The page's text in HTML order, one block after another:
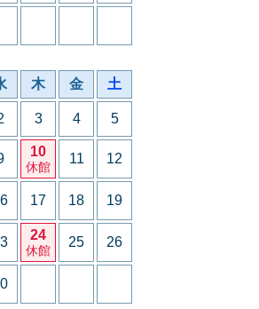
木 金 土
3 4 5
10
休館
11 12
17 18 19
24
休館
25 26